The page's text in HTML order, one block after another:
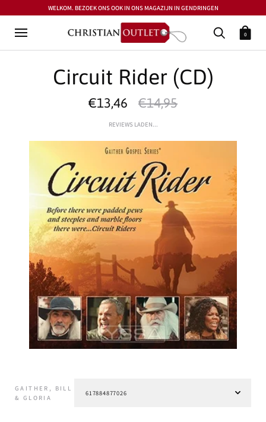
WELKOM. BEZOEK ONS OOK IN ONS MAGAZIJN IN GENDRINGEN
0
Circuit Rider (CD)
€13,46 €14,95
REVIEWS LADEN...
GAITHER, BILL
& GLORIA